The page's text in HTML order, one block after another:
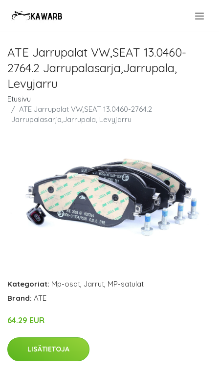
ATE Jarrupalat VW,SEAT 13.0460-
2764.2 Jarrupalasarja,Jarrupala,
Levyjarru
Etusivu
ATE Jarrupalat VW,SEAT 13.0460-2764.2
Jarrupalasarja,Jarrupala, Levyjarru
Kategoriat: Mp-osat Jarrut MP-satulat
Brand: ATE
64.29 EUR
LISÄTIETOJA